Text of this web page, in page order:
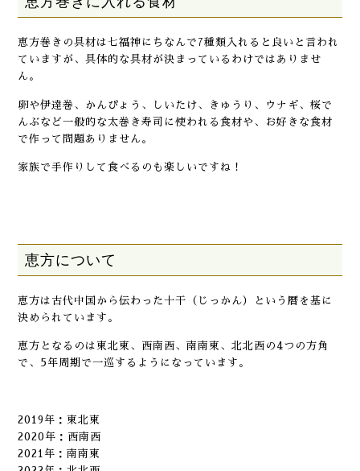
恵方巻きの具材は七福神にちなんで7種類入れると良いと言われ
ていますが、具体的な具材が決まっているわけではありませ
ん。
卵や伊達巻、かんぴょう、しいたけ、きゅうり、ウナギ、桜で
んぶなど一般的な太巻き寿司に使われる食材や、お好きな食材
で作って問題ありません。
家族で手作りして食べるのも楽しいですね！
恵方について
恵方は古代中国から伝わった十干（じっかん）という暦を基に
決められています。
恵方となるのは東北東、西南西、南南東、北北西の4つの方角
で、5年周期で一巡するようになっています。
2019年：東北東
2020年：西南西
2021年：南南東